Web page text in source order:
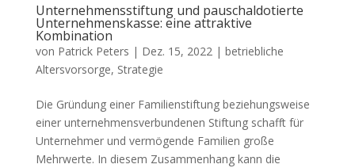
Unternehmensstiftung und pauschaldotierte
Unternehmenskasse: eine attraktive
Kombination
von Patrick Peters | Dez. 15, 2022 | betriebliche
Altersvorsorge, Strategie
Die Gründung einer Familienstiftung beziehungsweise
einer unternehmensverbundenen Stiftung schafft für
Unternehmer und vermögende Familien große
Mehrwerte. In diesem Zusammenhang kann die